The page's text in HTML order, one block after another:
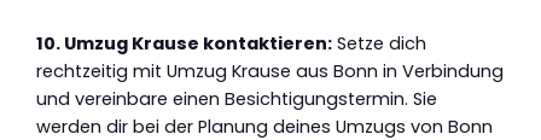
10. Umzug Krause kontaktieren: Setze dich
rechtzeitig mit Umzug Krause aus Bonn in Verbindung
und vereinbare einen Besichtigungstermin. Sie
werden dir bei der Planung deines Umzugs von Bonn